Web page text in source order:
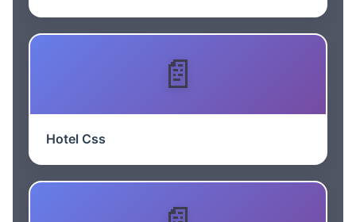
Hotel Css